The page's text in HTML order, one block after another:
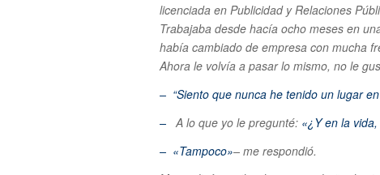
licenciada en Publicidad y Relaciones
Trabajaba desde hacía ocho meses en
había cambiado de empresa con mucha
Ahora le volvía a pasar lo mismo, no le
– “Siento que nunca he tenido un lugar
– A lo que yo le pregunté: «¿Y en la
– «Tampoco»– me respondió.